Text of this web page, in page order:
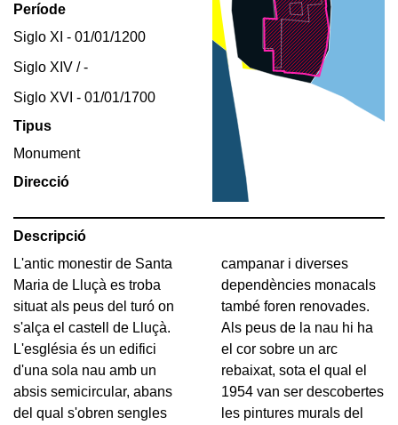
Període
Siglo XI - 01/01/1200
Siglo XIV / -
Siglo XVI - 01/01/1700
Tipus
Monument
Direcció
Descripció
L'antic monestir de Santa
Maria de Lluçà es troba
situat als peus del turó on
s'alça el castell de Lluçà.
L'església és un edifici
d'una sola nau amb un
absis semicircular, abans
del qual s'obren sengles
campanar i diverses
dependències monacals
també foren renovades.
Als peus de la nau hi ha
el cor sobre un arc
rebaixat, sota el qual el
1954 van ser descobertes
les pintures murals del